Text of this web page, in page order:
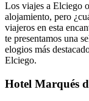
Los viajes a Elciego
alojamiento, pero
viajeros en esta
te presentamos una
elogios más
Elciego.
Hotel Marqués